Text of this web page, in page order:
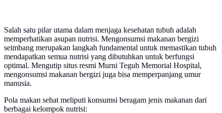
Salah satu pilar utama dalam menjaga kesehatan tubuh adalah
memperhatikan asupan nutrisi. Mengonsumsi makanan bergizi
seimbang merupakan langkah fundamental untuk memastikan tubuh
mendapatkan semua nutrisi yang dibutuhkan untuk berfungsi
optimal. Mengutip situs resmi Murni Teguh Memorial Hospital,
mengonsumsi makanan bergizi juga bisa memperpanjang umur
manusia.
Pola makan sehat meliputi konsumsi beragam jenis makanan dari
berbagai kelompok nutrisi: